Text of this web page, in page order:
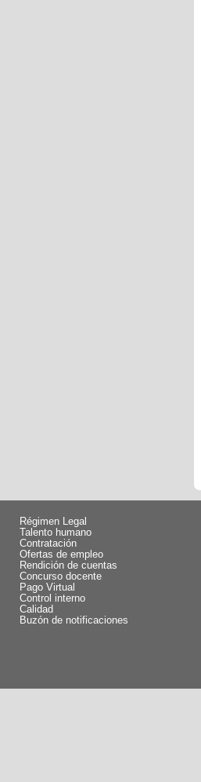
Régimen Legal
Talento humano
Contratación
Ofertas de empleo
Rendición de cuentas
Concurso docente
Pago Virtual
Control interno
Calidad
Buzón de notificaciones